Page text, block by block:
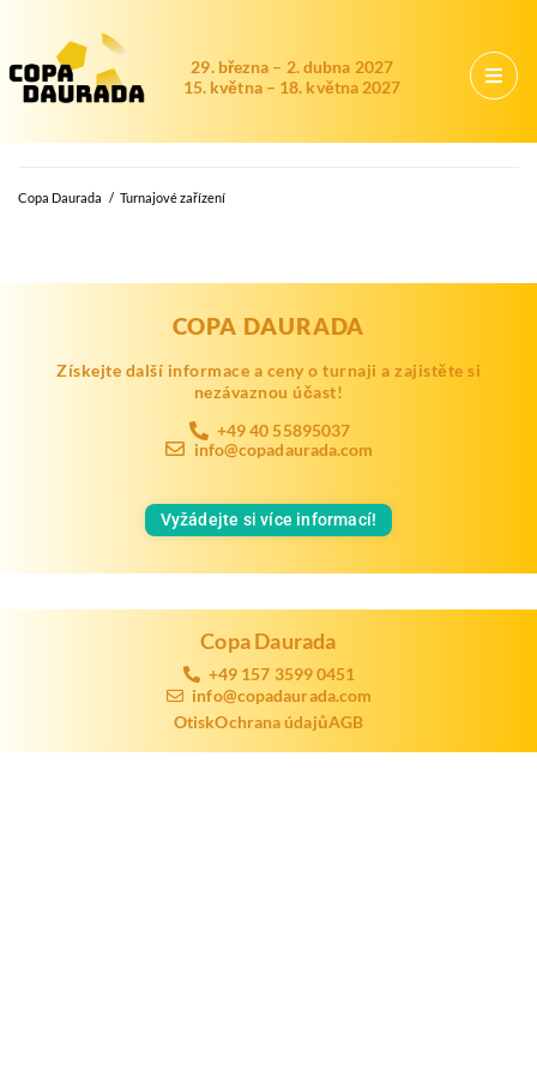
29. března – 2. dubna 2027
15. května – 18. května 2027
Copa Daurada / Turnajové zařízení
COPA DAURADA
Získejte další informace a ceny o turnaji a zajistěte si
nezávaznou účast!
+49 40 55895037
info@copadaurada.com
Vyžádejte si více informací!
Copa Daurada
+49 157 3599 0451
info@copadaurada.com
OtiskOchrana údajůAGB